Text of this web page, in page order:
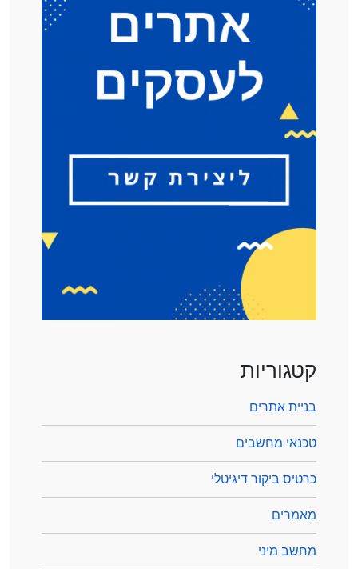
קטגוריות
בניית אתרים
טכנאי מחשבים
כרטיס ביקור דיגיטלי
מאמרים
מחשב מיני